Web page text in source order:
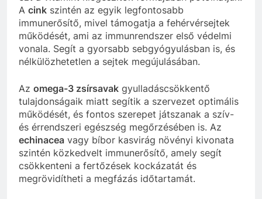
A cink szintén az egyik legfontosabb
immunerősítő, mivel támogatja a fehérvérsejtek
működését, ami az immunrendszer első védelmi
vonala. Segít a gyorsabb sebgyógyulásban is, és
nélkülözhetetlen a sejtek megújulásában.
Az omega-3 zsírsavak gyulladáscsökkentő
tulajdonságaik miatt segítik a szervezet optimális
működését, és fontos szerepet játszanak a szív-
és érrendszeri egészség megőrzésében is. Az
echinacea vagy bíbor kasvirág növényi kivonata
szintén közkedvelt immunerősítő, amely segít
csökkenteni a fertőzések kockázatát és
megrövidítheti a megfázás időtartamát.